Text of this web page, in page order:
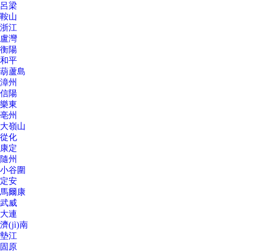
呂梁
鞍山
浙江
盧灣
衡陽
和平
葫蘆島
漳州
信陽
樂東
亳州
大嶺山
從化
康定
隨州
小谷圍
定安
馬爾康
武威
大連
濟(jì)南
墊江
固原